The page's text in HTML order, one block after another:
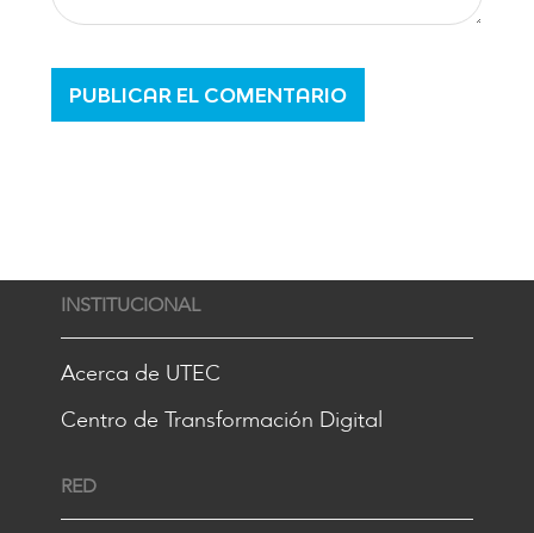
INSTITUCIONAL
Acerca de UTEC
Centro de Transformación Digital
RED